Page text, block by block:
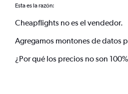
Esta es la razón:
Cheapflights no es el vendedor.
Agregamos montones de datos
¿Por qué los precios no son